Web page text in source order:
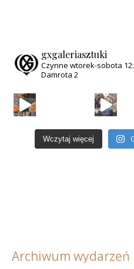
gxgaleriasztuki
Czynne wtorek-sobota
Damrota 2
Wczytaj więcej
Archiwum wydarzeń